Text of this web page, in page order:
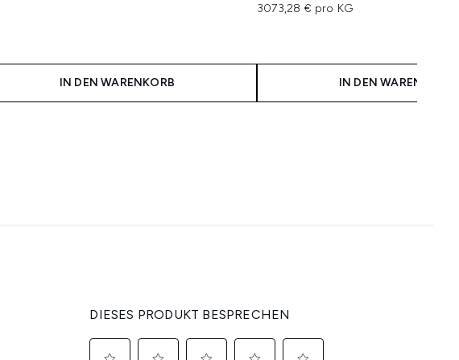
IN DEN WARENKORB
3073,28 € pro KG
IN DEN WARENKORB